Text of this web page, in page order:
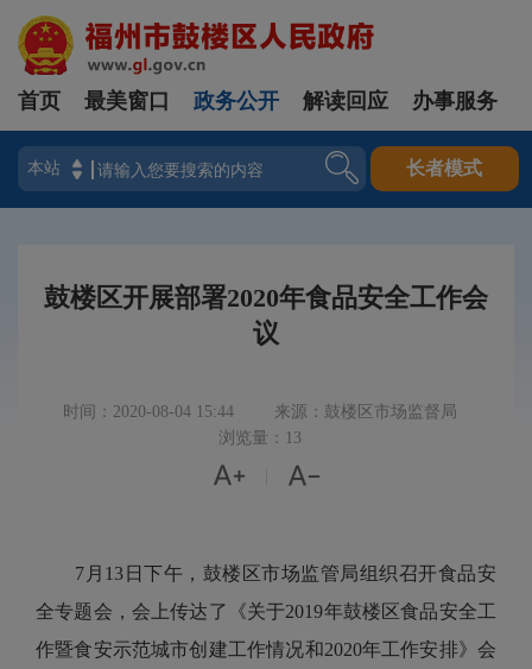
登录
首页 最美窗口 政务公开 解读回应 办事服务
长者模式
鼓楼区开展部署2020年食品安全工作会
议
时间：2020-08-04 15:44
来源：鼓楼区市场监督局
浏览量：13
 
7月13日下午，鼓楼区市场监管局组织召开食品安
全专题会，会上传达了《关于2019年鼓楼区食品安全工
作暨食安示范城市创建工作情况和2020年工作安排》会